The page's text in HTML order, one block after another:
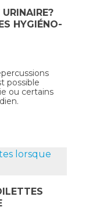
HYGIÉNO-
possible
ou certains